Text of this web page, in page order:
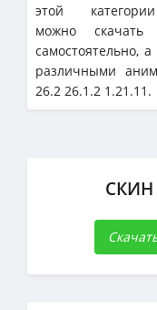
этой
можно скачать
самостоятельно,
различными
26.2 26.1.2 1.21.11.
СКИН